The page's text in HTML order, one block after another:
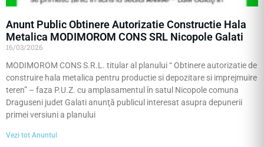
Anunt Public Obtinere Autorizatie Constructie Hala
Metalica MODIMOROM CONS SRL Nicopole Galati
16/03/2026
MODIMOROM CONS S.R.L. titular al planului “ Obtinere autorizatie de
construire hala metalica pentru productie si depozitare si imprejmuire
teren” – faza P.U.Z. cu amplasamentul în satul Nicopole comuna
Draguseni judet Galati anunţă publicul interesat asupra depunerii
primei versiuni a planului
Vezi tot Anuntul